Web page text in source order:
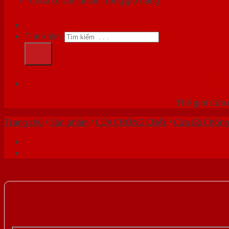
Tìm kiếm:
Thế giới Cửa
Trang chủ /Sản phẩm /CỬA CHỐNG CHÁY/Cửa Gỗ